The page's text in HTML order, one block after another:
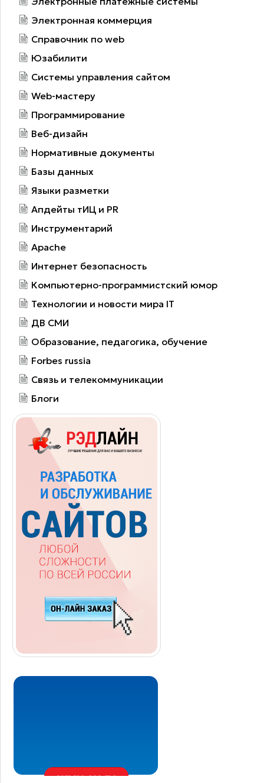
Электронная коммерция
Справочник по web
Юзабилити
Системы управления сайтом
Web-мастеру
Программирование
Веб-дизайн
Нормативные документы
Базы данных
Языки разметки
Апдейты тИЦ и PR
Инструментарий
Apache
Интернет безопасность
Компьютерно-программистский юмор
Технологии и новости мира IT
ДВ СМИ
Образование, педагогика, обучение
Forbes russia
Связь и телекоммуникации
Блоги